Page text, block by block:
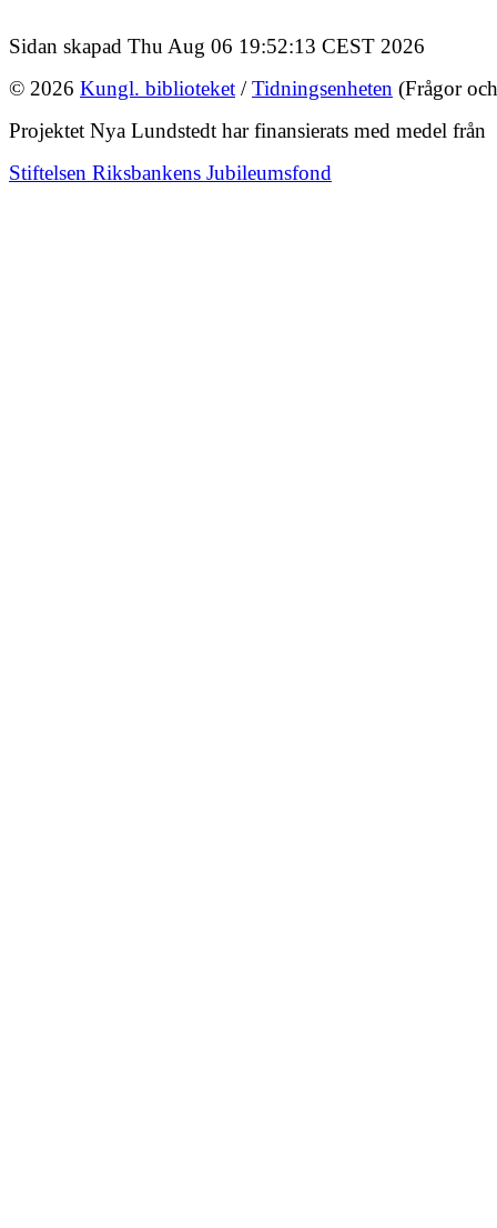
Sidan skapad Thu Aug 06 19:52:13 CEST 2026
© 2026 Kungl. biblioteket /Tidningsenheten (Frågor
Projektet Nya Lundstedt har finansierats med medel från
Stiftelsen Riksbankens Jubileumsfond